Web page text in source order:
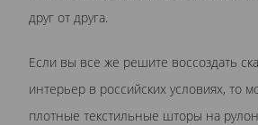
друг от друга.
Если вы все же решите воссоздать
интерьер в российских условиях, то
плотные текстильные шторы на